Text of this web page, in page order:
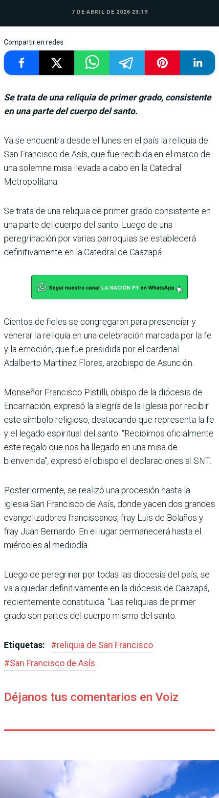
7 DE ABRIL DE 2026 23:19
Compartir en redes
Se trata de una reliquia de primer grado, consistente
en una parte del cuerpo del santo.
Ya se encuentra desde el lunes en el país la reliquia de
San Francisco de Asís, que fue recibida en el marco de
una solemne misa llevada a cabo en la Catedral
Metropolitana.
Se trata de una reliquia de pri­mer grado consistente en
una parte del cuerpo del santo. Luego de una
peregrinación por varias parroquias se esta­blecerá
definitivamente en la Catedral de Caazapá.
Cientos de fieles se congrega­ron para presenciar y
venerar la reliquia en una celebración marcada por la fe
y la emoción, que fue presidida por el carde­nal
Adalberto Martínez Flo­res, arzobispo de Asunción.
Monseñor Francisco Pistilli, obispo de la diócesis de
Encar­nación, expresó la alegría de la Iglesia por recibir
este sím­bolo religioso, destacando que representa la fe
y el legado espi­ritual del santo. “Recibimos oficialmente
este regalo que nos ha llegado en una misa de
bienvenida”, expresó el obispo el declaraciones al SNT.
Posteriormente, se realizó una procesión hasta la
iglesia San Francisco de Asís, donde yacen dos grandes
evangelizadores franciscanos, fray Luis de Bolaños y
fray Juan Bernardo. En el lugar permanecerá hasta el
miércoles al mediodía.
Luego de peregrinar por todas las diócesis del país, se
va a quedar definitivamente en la diócesis de Caazapá,
recien­temente constituida. “Las reli­quias de primer
grado son par­tes del cuerpo mismo del santo.
Etiquetas: #reliquia de San Francisco
#San Francisco de Asís
Déjanos tus comentarios en Voiz